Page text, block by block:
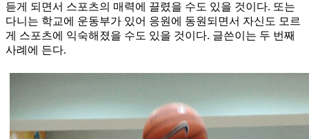
듣게 되면서 스포츠의 매력에 끌렸을 수도 있을 것이다. 또는
다니는 학교에 운동부가 있어 응원에 동원되면서 자신도 모르
게 스포츠에 익숙해졌을 수도 있을 것이다. 글쓴이는 두 번째
사례에 든다.